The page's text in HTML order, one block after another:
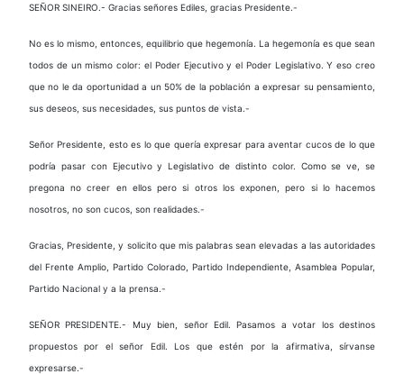
SEÑOR SINEIRO.- Gracias señores Ediles, gracias Presidente.-
No es lo mismo, entonces, equilibrio que hegemonía. La hegemonía es que sean
todos de un mismo color: el Poder Ejecutivo y el Poder Legislativo. Y eso creo
que no le da oportunidad a un 50% de la población a expresar su pensamiento,
sus deseos, sus necesidades, sus puntos de vista.-
Señor Presidente, esto es lo que quería expresar para aventar cucos de lo que
podría pasar con Ejecutivo y Legislativo de distinto color. Como se ve, se
pregona no creer en ellos pero si otros los exponen, pero si lo hacemos
nosotros, no son cucos, son realidades.-
Gracias, Presidente, y solicito que mis palabras sean elevadas a las autoridades
del Frente Amplio, Partido Colorado, Partido Independiente, Asamblea Popular,
Partido Nacional y a la prensa.-
SEÑOR PRESIDENTE.- Muy bien, señor Edil. Pasamos a votar los destinos
propuestos por el señor Edil. Los que estén por la afirmativa, sírvanse
expresarse.-